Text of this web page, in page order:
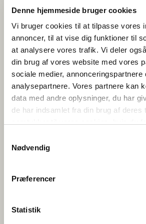
Denne hjemmeside bruger cookies
Vi bruger cookies til at tilpasse vores
annoncer, til at vise dig funktioner til
at analysere vores trafik. Vi deler
din brug af vores website med vores
sociale medier, annonceringspartnere
analysepartnere. Vores partnere kan
data med andre oplysninger, du har
de har indsamlet fra din brug af deres
Nødvendig
Præferencer
Statistik
vores: Giv
perspektiv!
(2026) red.
Nicolai Rekve Eriksen, Bergur
Guro Skårdal Nygård og Ane
Utforsk de over100 nye
undervisningsmaterialene
Les mer om
NordUng-
Københavns Universitet
NordUng er finansiert av A.P. Møller og Hustru